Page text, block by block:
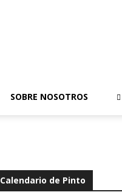
SOBRE NOSOTROS
Calendario de Pinto